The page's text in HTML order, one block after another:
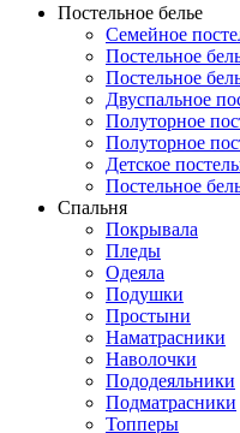
Постельное белье
Семейное
Постельное
Постельное
Двуспальное
Полуторное
Полуторное
Детское
Постельное
Спальня
Покрывала
Пледы
Одеяла
Подушки
Простыни
Наматрасники
Наволочки
Пододеяльники
Подматрасники
Топперы